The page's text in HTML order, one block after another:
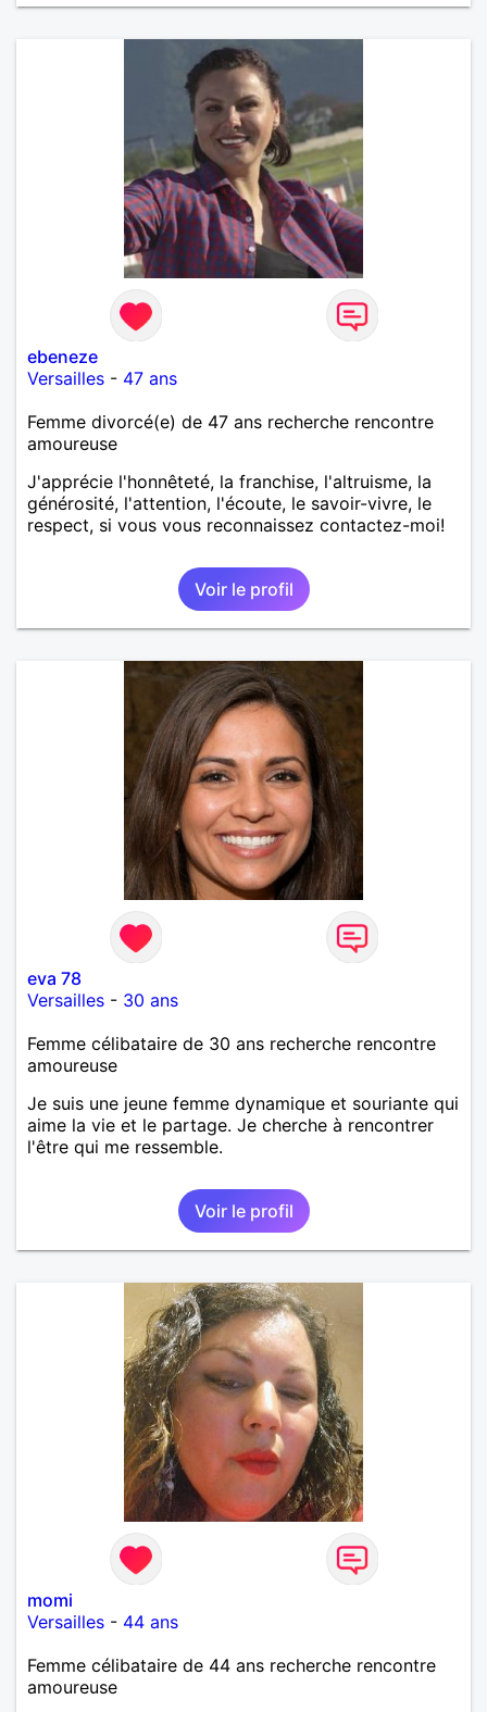
ebeneze
Versailles - 47 ans
Femme divorcé(e) de 47 ans recherche rencontre
amoureuse
J'apprécie l'honnêteté, la franchise, l'altruisme, la
générosité, l'attention, l'écoute, le savoir-vivre, le
respect, si vous vous reconnaissez contactez-moi!
Voir le profil
eva 78
Versailles - 30 ans
Femme célibataire de 30 ans recherche rencontre
amoureuse
Je suis une jeune femme dynamique et souriante qui
aime la vie et le partage. Je cherche à rencontrer
l'être qui me ressemble.
Voir le profil
momi
Versailles - 44 ans
Femme célibataire de 44 ans recherche rencontre
amoureuse